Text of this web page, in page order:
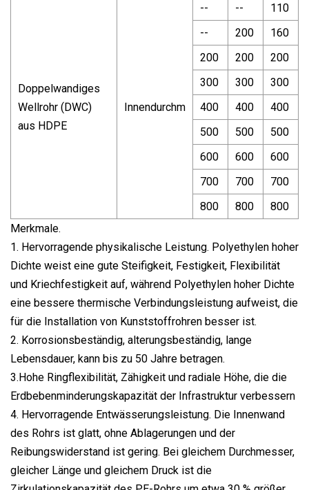
Doppelwandiges
Wellrohr (DWC)
aus HDPE
Innendurchm
-- --
110
--
200
160
200
200
200
300
300
300
400
400
400
500
500
500
600
600
600
700
700
700
800
800
800
Merkmale.
1. Hervorragende physikalische Leistung. Polyethylen hoher
Dichte weist eine gute Steifigkeit, Festigkeit, Flexibilität
und Kriechfestigkeit auf, während Polyethylen hoher Dichte
eine bessere thermische Verbindungsleistung aufweist, die
für die Installation von Kunststoffrohren besser ist.
2. Korrosionsbeständig, alterungsbeständig, lange
Lebensdauer, kann bis zu 50 Jahre betragen.
3.Hohe Ringflexibilität, Zähigkeit und radiale Höhe, die die
Erdbebenminderungskapazität der Infrastruktur verbessern
4. Hervorragende Entwässerungsleistung. Die Innenwand
des Rohrs ist glatt, ohne Ablagerungen und der
Reibungswiderstand ist gering. Bei gleichem Durchmesser,
gleicher Länge und gleichem Druck ist die